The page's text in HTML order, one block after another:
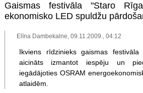
Gaismas festivāla "Staro
ekonomisko LED spuldžu
Elīna Dambekalne, 09.11.2009., 04:12
Ikviens rīdzinieks gaismas
aicināts izmantot iespēju un
iegādājoties OSRAM
atlaidēm.